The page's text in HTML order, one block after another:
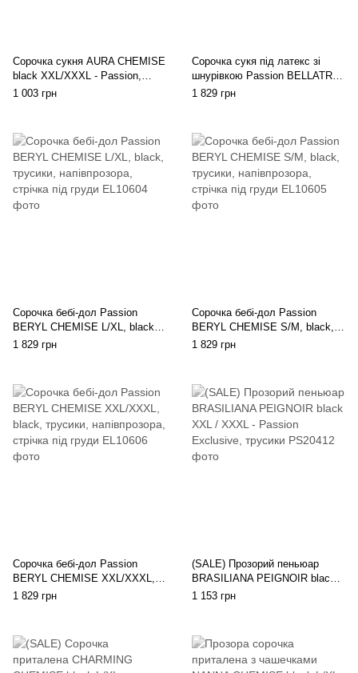
Сорочка сукня AURA CHEMISE
black XXL/XXXL - Passion,
трусики, халтер, зі спущеними
1 003 грн
Сорочка сукя під латекс зі
шнурівкою Passion BELLATRIX
CHEMISE XXL/XXXL, black,
1 829 грн
Сорочка бебі-дол Passion
BERYL CHEMISE L/XL, black,
трусики, напівпрозора, стрічка
1 829 грн
Сорочка бебі-дол Passion
BERYL CHEMISE S/M, black,
трусики, напівпрозора, стрічка
1 829 грн
Сорочка бебі-дол Passion
BERYL CHEMISE XXL/XXXL,
black, трусики, напівпрозора,
1 829 грн
(SALE) Прозорий пеньюар
BRASILIANA PEIGNOIR black
XXL / XXXL - Passion
1 153 грн